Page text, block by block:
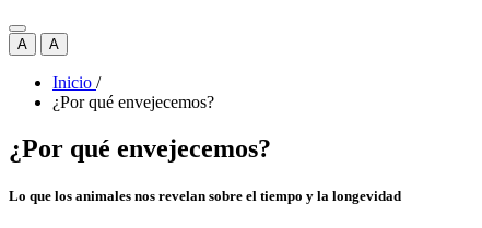
A A
Inicio /
¿Por qué envejecemos?
¿Por qué envejecemos?
Lo que los animales nos revelan sobre el tiempo y la longevidad